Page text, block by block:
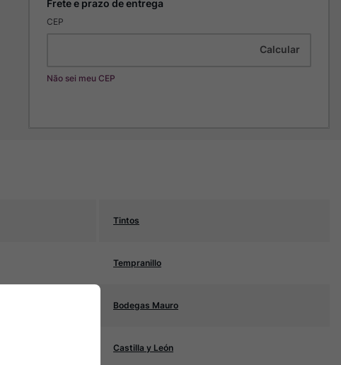
CEP
Não sei meu CEP
Tintos
Tempranillo
Bodegas Mauro
Castilla y León